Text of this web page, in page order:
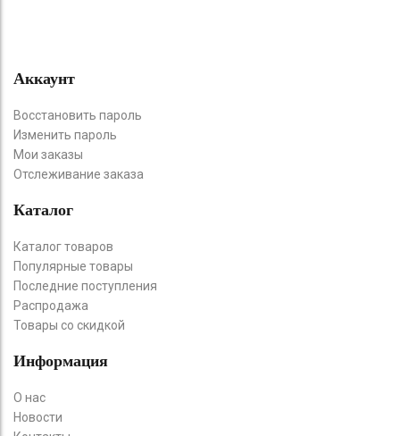
Аккаунт
Восстановить пароль
Изменить пароль
Мои заказы
Отслеживание заказа
Каталог
Каталог товаров
Популярные товары
Последние поступления
Распродажа
Товары со скидкой
Информация
О нас
Новости